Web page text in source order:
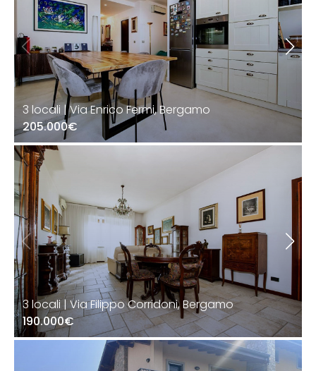
3 locali | Via Enrico Fermi, Bergamo
205.000€
3 locali | Via Filippo Corridoni, Bergamo
190.000€